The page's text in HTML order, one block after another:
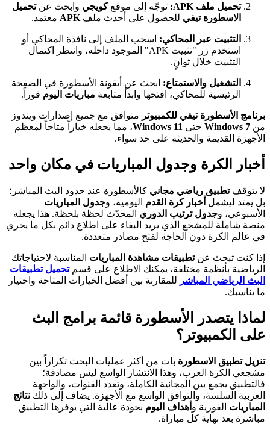
تحميل ملف APK: توجّه إلى موقعكويجي وابحث عنتحميل
الاسطورة تيفي للحصول على أحدث ملف APK معتمد.
التثبيت عبر المحاكي: اسحب الملف إلى نافذة المحاكي أو
استخدم زر "تثبيت APK" الموجود داخله، وانتظر اكتمال
التثبيت خلال ثوانٍ.
التشغيل والاستمتاع: ابحث عن أيقونة الأسطورة في الصفحة
الرئيسية للمحاكي، افتحها وابدأ متابعة مباريات اليوم فوراً.
برنامج الأسطورة تيفي للكمبيوتر متوافق مع جميع إصدارات ويندوز
من Windows 7 حتى Windows 11، مما يجعله خياراً متاحاً لمعظم
الأجهزة القديمة والحديثة على حد سواء.
أخبار الكرة وجدول المباريات في مكان واحد
لا يتوقفتطبيق رياضي مجاني كالأسطورة عند حدود البث المباشر؛
بل يمتد ليشمل أخبار كرة القدم اليومية، وجدول المباريات
الأسبوعي، وجدول ترتيب الدوري المحدّث لحظة بلحظة. هذا يجعله
منصة شاملة للمشجع الذي يريد البقاء على اطلاع دائم بكل ما يجري
في عالم الكرة دون الحاجة لفتح مصادر متعددة.
إذا كنت تبحث عنتطبيقات مشاهدة المباريات المناسبة لاحتياجاتك
الرياضية بأنظمة مختلفة، يمكنك الاطلاع على قسمتحميل تطبيقات
البث الرياضي المباشر للمقارنة بين أفضل الخيارات المتاحة واختيار
ما يناسبك.
لماذا يتصدر الأسطورة قائمة برامج البث
على الكمبيوتر؟
تنزيل تطبيق الاسطورة بات من أكثر عمليات البحث تكراراً بين
مشجعي الكرة العرب، وهذا الانتشار الواسع ليس مصادفة؛
فالتطبيق يجمع بين المجانية الكاملة، وتعدد القنوات، والواجهة
العربية السلسة، والتوافق الواسع مع الأجهزة. يضاف إلى ذلك نتائج
المباريات الفورية و أهداف اليوم بجودة عالية التي يوفرها التطبيق
مباشرة بعد نهاية كل مباراة.